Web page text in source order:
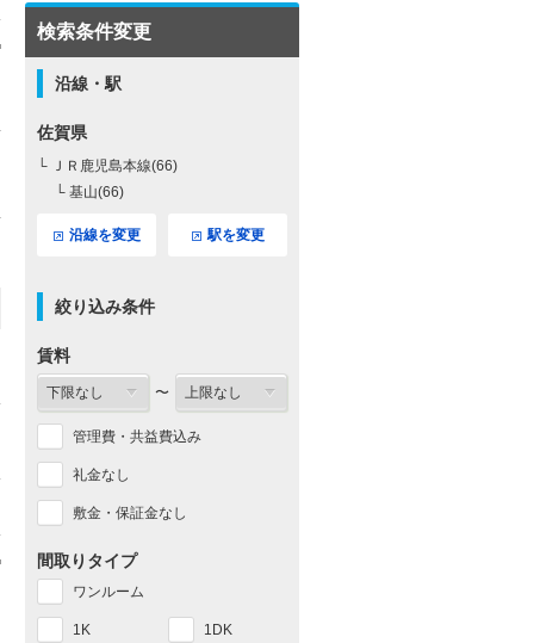
検索条件変更
沿線・駅
佐賀県
└ ＪＲ鹿児島本線(66)
└ 基山(66)
沿線を変更 駅を変更
絞り込み条件
賃料
〜
管理費・共益費込み
礼金なし
敷金・保証金なし
間取りタイプ
ワンルーム
1K 1DK